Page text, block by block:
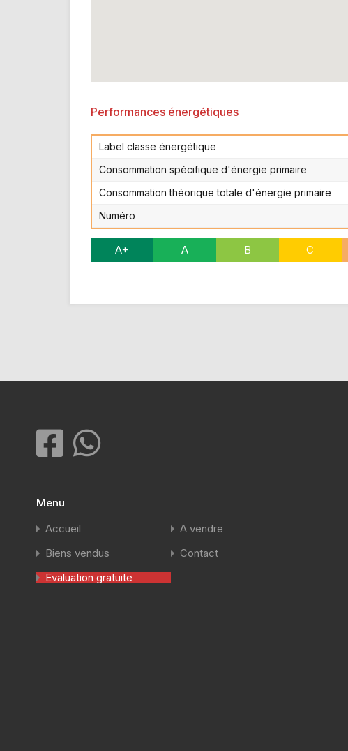
Performances énergétiques
Label classe énergétique
Consommation spécifique d'énergie primaire
Consommation théorique totale d'énergie primaire
Numéro
A+ A B C
Menu
Accueil
A vendre
Biens vendus
Contact
Evaluation gratuite